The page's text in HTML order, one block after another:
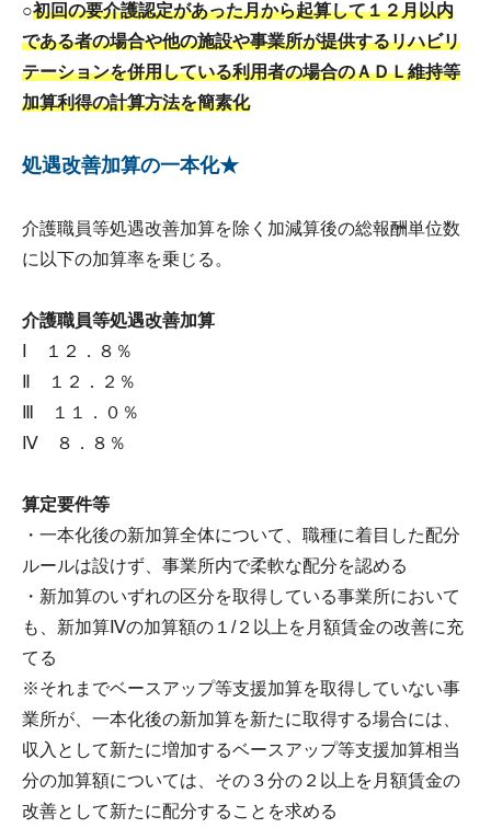
○初回の要介護認定があった月から起算して１２月以内
である者の場合や他の施設や事業所が提供するリハビリ
テーションを併用している利用者の場合のＡＤＬ維持等
加算利得の計算方法を簡素化
処遇改善加算の一本化★
介護職員等処遇改善加算を除く加減算後の総報酬単位数
に以下の加算率を乗じる。
介護職員等処遇改善加算
Ⅰ １２．８％
Ⅱ １２．２％
Ⅲ １１．０％
Ⅳ ８．８％
算定要件等
・一本化後の新加算全体について、職種に着目した配分
ルールは設けず、事業所内で柔軟な配分を認める
・新加算のいずれの区分を取得している事業所において
も、新加算Ⅳの加算額の１/２以上を月額賃金の改善に充
てる
※それまでベースアップ等支援加算を取得していない事
業所が、一本化後の新加算を新たに取得する場合には、
収入として新たに増加するベースアップ等支援加算相当
分の加算額については、その３分の２以上を月額賃金の
改善として新たに配分することを求める